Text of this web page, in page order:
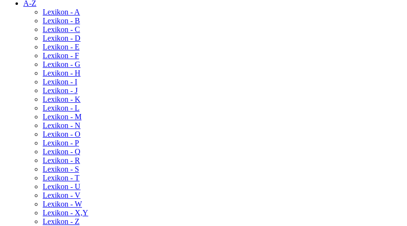
A-Z
Lexikon - A
Lexikon - B
Lexikon - C
Lexikon - D
Lexikon - E
Lexikon - F
Lexikon - G
Lexikon - H
Lexikon - I
Lexikon - J
Lexikon - K
Lexikon - L
Lexikon - M
Lexikon - N
Lexikon - O
Lexikon - P
Lexikon - Q
Lexikon - R
Lexikon - S
Lexikon - T
Lexikon - U
Lexikon - V
Lexikon - W
Lexikon - X,Y
Lexikon - Z